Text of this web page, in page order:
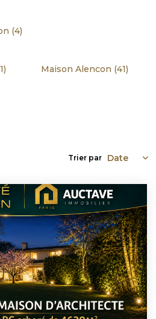
(4)
Maison Alencon (41)
Trier par